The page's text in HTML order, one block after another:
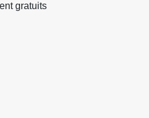
gratuits